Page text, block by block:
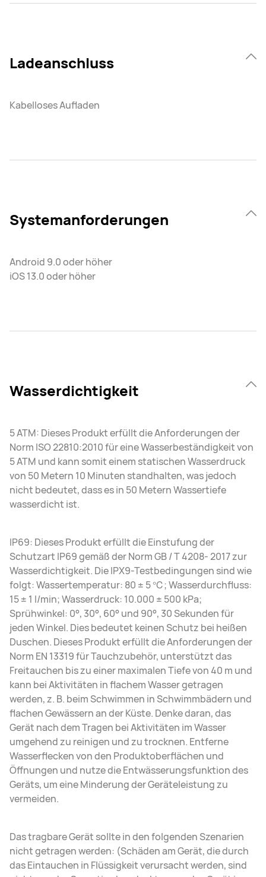
Ladeanschluss
Kabelloses Aufladen
Systemanforderungen
Android 9.0 oder höher
iOS 13.0 oder höher
Wasserdichtigkeit
5 ATM: Dieses Produkt erfüllt die Anforderungen der
Norm ISO 22810:2010 für eine Wasserbeständigkeit von
5 ATM und kann somit einem statischen Wasserdruck
von 50 Metern 10 Minuten standhalten, was jedoch
nicht bedeutet, dass es in 50 Metern Wassertiefe
wasserdicht ist.
IP69: Dieses Produkt erfüllt die Einstufung der
Schutzart IP69 gemäß der Norm GB / T 4208- 2017 zur
Wasserdichtigkeit. Die IPX9-Testbedingungen sind wie
folgt: Wassertemperatur: 80 ± 5 ℃; Wasserdurchfluss:
15 ± 1 l/min; Wasserdruck: 10.000 ± 500 kPa;
Sprühwinkel: 0°, 30°, 60° und 90°, 30 Sekunden für
jeden Winkel. Dies bedeutet keinen Schutz bei heißen
Duschen. Dieses Produkt erfüllt die Anforderungen der
Norm EN 13319 für Tauchzubehör, unterstützt das
Freitauchen bis zu einer maximalen Tiefe von 40 m und
kann bei Aktivitäten in flachem Wasser getragen
werden, z. B. beim Schwimmen in Schwimmbädern und
flachen Gewässern an der Küste. Denke daran, das
Gerät nach dem Tragen bei Aktivitäten im Wasser
umgehend zu reinigen und zu trocknen. Entferne
Wasserflecken von den Produktoberflächen und
Öffnungen und nutze die Entwässerungsfunktion des
Geräts, um eine Minderung der Geräteleistung zu
vermeiden.
Das tragbare Gerät sollte in den folgenden Szenarien
nicht getragen werden: (Schäden am Gerät, die durch
das Eintauchen in Flüssigkeit verursacht werden, sind